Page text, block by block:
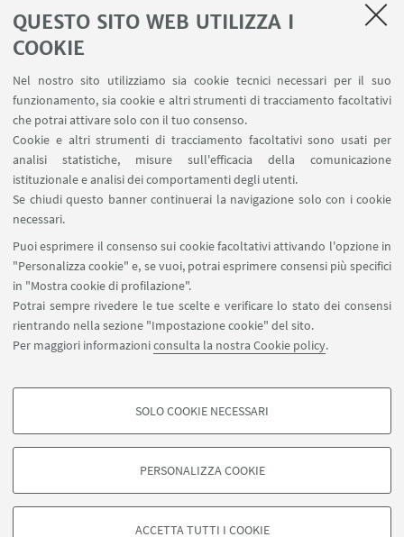
QUESTO SITO WEB UTILIZZA I
COOKIE
Nel nostro sito utilizziamo sia cookie tecnici necessari per il suo
funzionamento, sia cookie e altri strumenti di tracciamento facoltativi
che potrai attivare solo con il tuo consenso.
Cookie e altri strumenti di tracciamento facoltativi sono usati per
analisi statistiche, misure sull'efficacia della comunicazione
istituzionale e analisi dei comportamenti degli utenti.
Se chiudi questo banner continuerai la navigazione solo con i cookie
necessari.
Puoi esprimere il consenso sui cookie facoltativi attivando l'opzione in
"Personalizza cookie" e, se vuoi, potrai esprimere consensi più specifici
in "Mostra cookie di profilazione".
Potrai sempre rivedere le tue scelte e verificare lo stato dei consensi
rientrando nella sezione "Impostazione cookie" del sito.
Per maggiori informazioniconsulta la nostra Cookie policy.
COOKIE DI PROFILAZIONE - FACOLTATIVI
degli utenti, creare profili in base al loro comportamento sul sito, per analisi
di marketing.
SOLO COOKIE NECESSARI
PERSONALIZZA COOKIE
ACCETTA TUTTI I COOKIE
locali, il rapporto tra gli strumenti della
progettazione architettonica e le convenzioni della
rappresentazione.
IN EVIDENZA
Pagina FB DAMSLab/La Soffitta
Collegati alla pagina Facebook per assistere alla
diretta streaming dell'evento
Locandina [ .png 2597Kb ]
Seguici su:
©Copyright 2026 - ALMA MATER STUDIORUM - Università di